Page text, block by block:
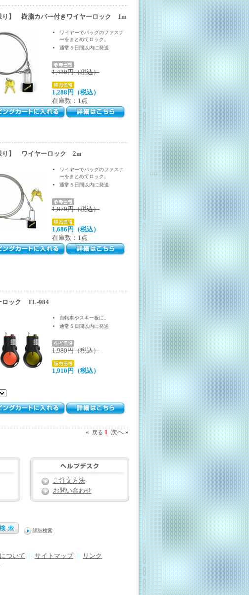
り】 樹脂カバー付きワイヤーロック 1m
ワイヤーでバッグのファスナ
ーをまとめてロック。
通常５日間以内に発送
1,430円（税込）
1,288円（税込）
在庫数：1点
り】 ワイヤーロック 2m
ワイヤーでバッグのファスナ
ーをまとめてロック。
通常５日間以内に発送
1,870円（税込）
1,686円（税込）
在庫数：1点
ロック TL-984
自転車やスキー板に。
通常５日間以内に発送
1,980円（税込）
1,910円（税込）
« 戻る 1 次へ »
ご注文方法
お問い合わせ
詳細検索
ついて サイトマップ
リンク